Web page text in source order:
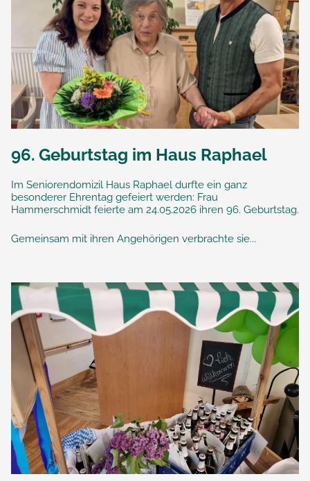
96. Geburtstag im Haus Raphael
Im Seniorendomizil Haus Raphael durfte ein ganz
besonderer Ehrentag gefeiert werden: Frau
Hammerschmidt feierte am 24.05.2026 ihren 96. Geburtstag.
Gemeinsam mit ihren Angehörigen verbrachte sie...